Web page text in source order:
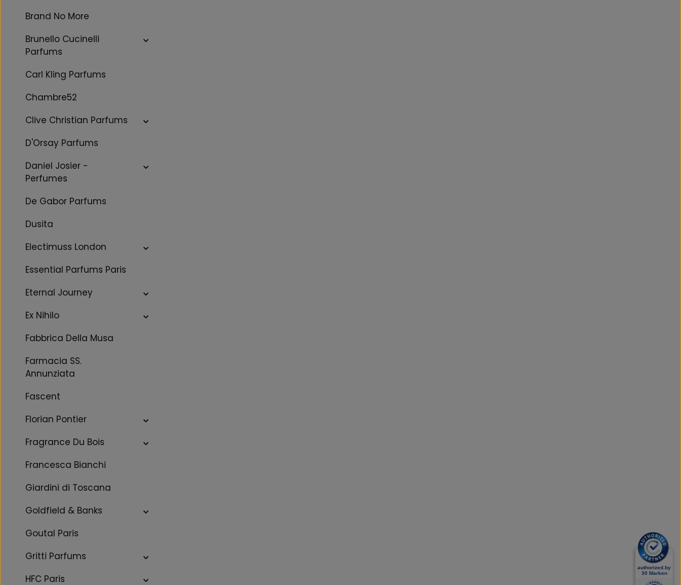
Brand No More
Brunello Cucinelli
Parfums
Carl Kling Parfums
Chambre52
Clive Christian Parfums
D'Orsay Parfums
Daniel Josier -
Perfumes
De Gabor Parfums
Dusita
Electimuss London
Essential Parfums Paris
Eternal Journey
Ex Nihilo
Fabbrica Della Musa
Farmacia SS.
Annunziata
Fascent
Florian Pontier
Fragrance Du Bois
Francesca Bianchi
Giardini di Toscana
Goldfield & Banks
Goutal Paris
Gritti Parfums
HFC Paris